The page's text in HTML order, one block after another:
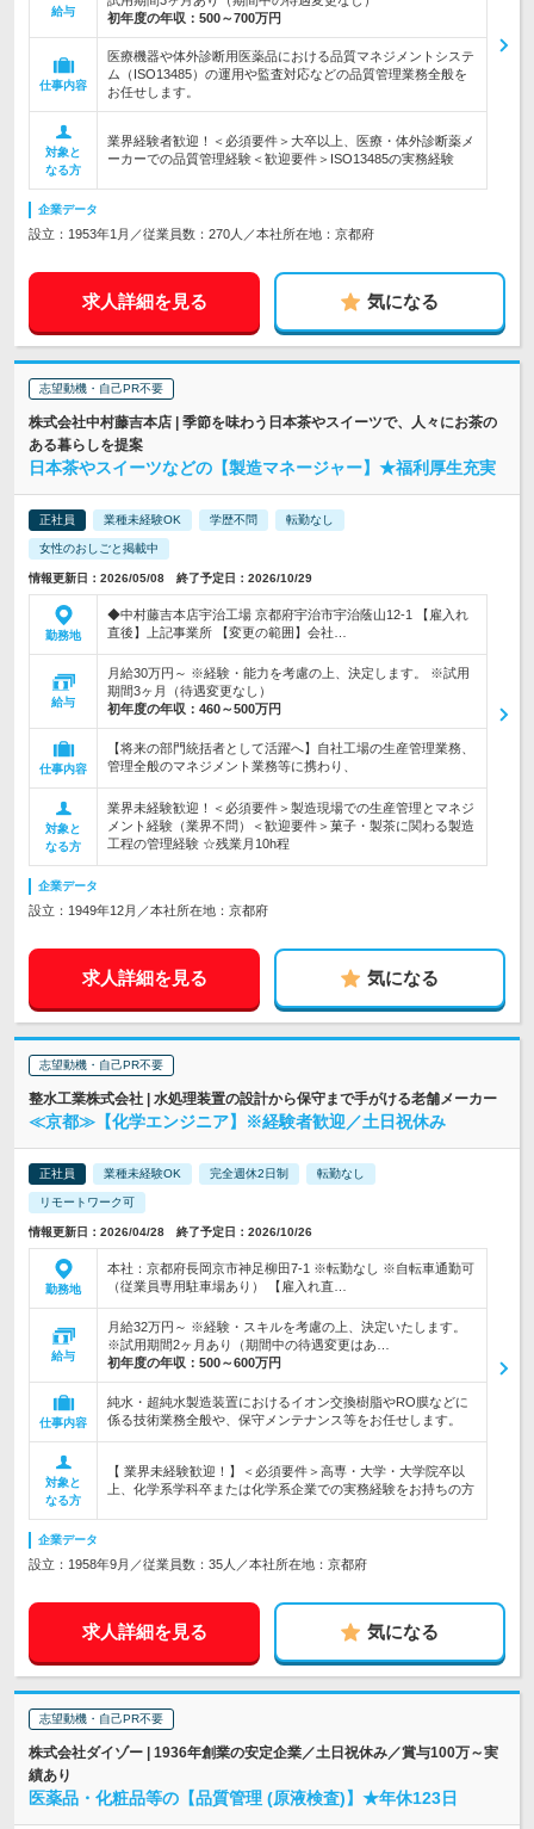
給与
初年度の年収： 500～700万円
仕事内容
医療機器や体外診断用医薬品における品質マネジメントシステ
ム（ISO13485）の運用や監査対応などの品質管理業務全般を
お任せします。
対象と
なる方
業界経験者歓迎！＜必須要件＞大卒以上、医療・体外診断薬メ
ーカーでの品質管理経験＜歓迎要件＞ISO13485の実務経験
企業データ
設立：1953年1月／従業員数：270人／本社所在地：京都府
求人詳細を見る 気になる
志望動機・自己PR不要
株式会社中村藤吉本店 | 季節を味わう日本茶やスイーツで、人々にお茶の
ある暮らしを提案
日本茶やスイーツなどの【製造マネージャー】★福利厚生充実
正社員 業種未経験OK 学歴不問 転勤なし
女性のおしごと掲載中
情報更新日：2026/05/08 終了予定日：2026/10/29
勤務地
◆中村藤吉本店宇治工場 京都府宇治市宇治蔭山12-1 【雇入れ
直後】上記事業所 【変更の範囲】会社…
給与
月給30万円～ ※経験・能力を考慮の上、決定します。 ※試用
期間3ヶ月（待遇変更なし）
初年度の年収： 460～500万円
仕事内容
【将来の部門統括者として活躍へ】自社工場の生産管理業務、
管理全般のマネジメント業務等に携わり、
対象と
なる方
業界未経験歓迎！＜必須要件＞製造現場での生産管理とマネジ
メント経験（業界不問）＜歓迎要件＞菓子・製茶に関わる製造
工程の管理経験 ☆残業月10h程
企業データ
設立：1949年12月／本社所在地：京都府
求人詳細を見る 気になる
志望動機・自己PR不要
整水工業株式会社 | 水処理装置の設計から保守まで手がける老舗メーカー
≪京都≫【化学エンジニア】※経験者歓迎／土日祝休み
正社員 業種未経験OK 完全週休2日制 転勤なし
リモートワーク可
情報更新日：2026/04/28 終了予定日：2026/10/26
勤務地
本社：京都府長岡京市神足柳田7-1 ※転勤なし ※自転車通勤可
（従業員専用駐車場あり） 【雇入れ直…
給与
月給32万円～ ※経験・スキルを考慮の上、決定いたします。
※試用期間2ヶ月あり（期間中の待遇変更はあ…
初年度の年収： 500～600万円
仕事内容
純水・超純水製造装置におけるイオン交換樹脂やRO膜などに
係る技術業務全般や、保守メンテナンス等をお任せします。
対象と
なる方
【 業界未経験歓迎！】＜必須要件＞高専・大学・大学院卒以
上、化学系学科卒または化学系企業での実務経験をお持ちの方
企業データ
設立：1958年9月／従業員数：35人／本社所在地：京都府
求人詳細を見る 気になる
志望動機・自己PR不要
株式会社ダイゾー | 1936年創業の安定企業／土日祝休み／賞与100万～実
績あり
医薬品・化粧品等の【品質管理 (原液検査)】★年休123日